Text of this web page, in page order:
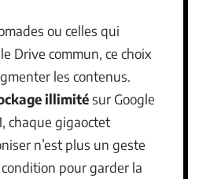
ou celles qui
Drive commun, ce choix
les contenus.
illimitésur Google
chaque gigaoctet
n’est plus un geste
condition pour garder la